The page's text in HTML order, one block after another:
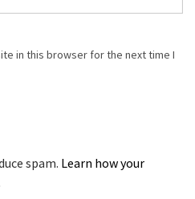
in this browser for the next time I
spam. Learn how your